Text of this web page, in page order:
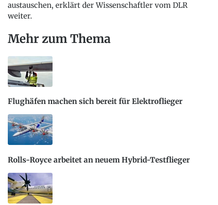
austauschen, erklärt der Wissenschaftler vom DLR
weiter.
Mehr zum Thema
Flughäfen machen sich bereit für Elektroflieger
Rolls-Royce arbeitet an neuem Hybrid-Testflieger